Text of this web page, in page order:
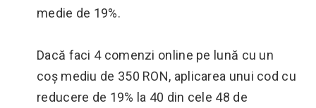
medie de 19%.
Dacă faci 4 comenzi online pe lună cu un
coș mediu de 350 RON, aplicarea unui cod cu
reducere de 19% la 40 din cele 48 de